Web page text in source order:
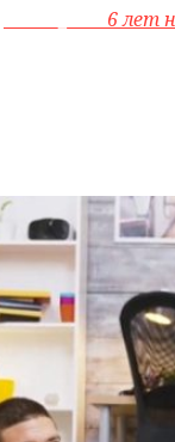
6 лет